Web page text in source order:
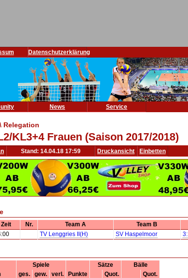
Datenschutzerklärung
News
Service
Relegation
KL3+4 Frauen (Saison 2017/2018)
Stand: 14.04.18 17:59 Druckansicht Einbetten
Zeit Nr. Team A Team B
TV Lenggries II(H) SV Haspelmoor
Spiele Sätze
Bälle
ges. gew. verl. Punkte Quot.
Quot.